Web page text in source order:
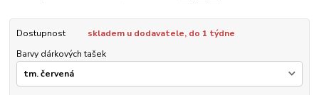
Dostupnost
skladem u dodavatele, do 1 týdne
Barvy dárkových tašek